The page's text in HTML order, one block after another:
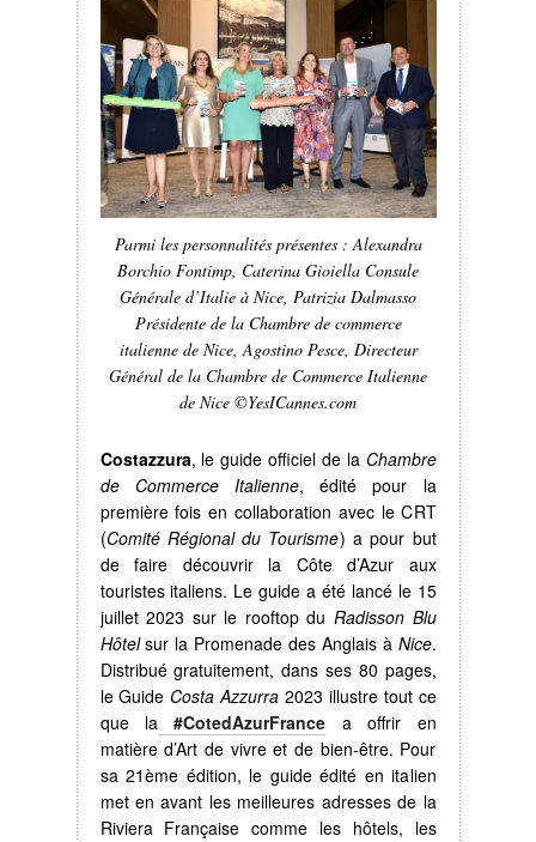
Parmi les personnalités présentes : Alexandra
Borchio Fontimp, Caterina Gioiella Consule
Générale d’Italie à Nice, Patrizia Dalmasso
Présidente de la Chambre de commerce
italienne de Nice, Agostino Pesce, Directeur
Général de la Chambre de Commerce Italienne
de Nice ©YesICannes.com
Costazzura, le guide officiel de laChambre
de Commerce Italienne, édité pour la
première fois en collaboration avec le CRT
(Comité Régional du Tourisme) a pour but
de faire découvrir la Côte d’Azur aux
touristes italiens. Le guide a été lancé le 15
juillet 2023 sur le rooftop du Radisson Blu
Hôtelsur la Promenade des Anglais à Nice.
Distribué gratuitement, dans ses 80 pages,
le Guide Costa Azzurra 2023 illustre tout ce
que la#CotedAzurFrance a offrir en
matière d’Art de vivre et de bien-être. Pour
sa 21ème édition, le guide édité en italien
met en avant les meilleures adresses de la
Riviera Française comme les hôtels, les